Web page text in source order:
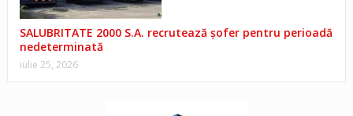
SALUBRITATE 2000 S.A. recrutează șofer pentru perioadă
nedeterminată
iulie 25, 2026